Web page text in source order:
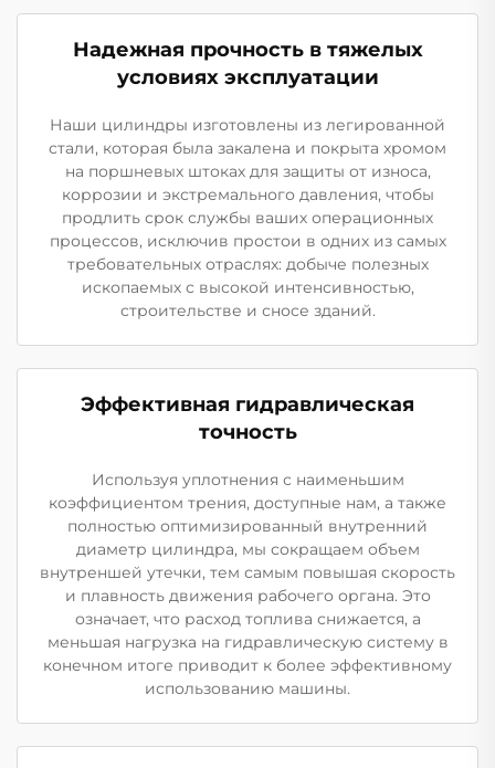
Надежная прочность в тяжелых
условиях эксплуатации
Наши цилиндры изготовлены из легированной
стали, которая была закалена и покрыта хромом
на поршневых штоках для защиты от износа,
коррозии и экстремального давления, чтобы
продлить срок службы ваших операционных
процессов, исключив простои в одних из самых
требовательных отраслях: добыче полезных
ископаемых с высокой интенсивностью,
строительстве и сносе зданий.
Эффективная гидравлическая
точность
Используя уплотнения с наименьшим
коэффициентом трения, доступные нам, а также
полностью оптимизированный внутренний
диаметр цилиндра, мы сокращаем объем
внутреншей утечки, тем самым повышая скорость
и плавность движения рабочего органа. Это
означает, что расход топлива снижается, а
меньшая нагрузка на гидравлическую систему в
конечном итоге приводит к более эффективному
использованию машины.